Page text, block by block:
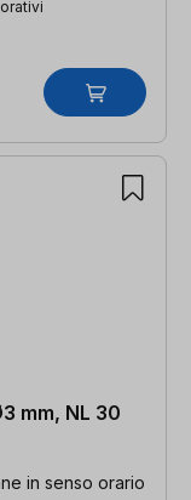
mm, NL 30
in senso orario